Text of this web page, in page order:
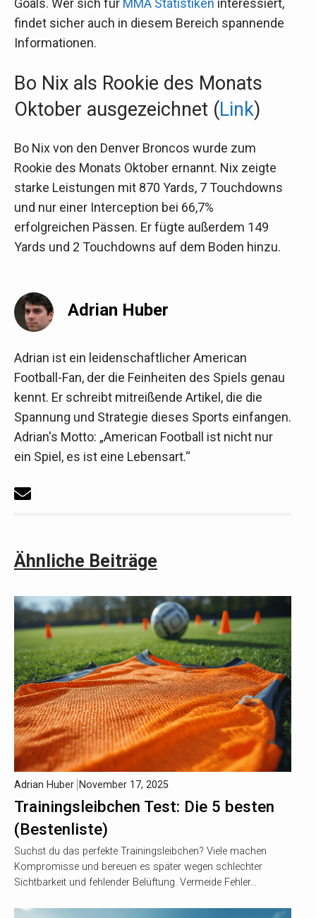
Goals. Wer sich für MMA Statistiken interessiert,
findet sicher auch in diesem Bereich spannende
Informationen.
Bo Nix als Rookie des Monats
Oktober ausgezeichnet (Link)
Bo Nix von den Denver Broncos wurde zum
Rookie des Monats Oktober ernannt. Nix zeigte
starke Leistungen mit 870 Yards, 7 Touchdowns
und nur einer Interception bei 66,7%
erfolgreichen Pässen. Er fügte außerdem 149
Yards und 2 Touchdowns auf dem Boden hinzu.
Adrian Huber
Adrian ist ein leidenschaftlicher American
Football-Fan, der die Feinheiten des Spiels genau
kennt. Er schreibt mitreißende Artikel, die die
Spannung und Strategie dieses Sports einfangen.
Adrian's Motto: „American Football ist nicht nur
ein Spiel, es ist eine Lebensart.“
Ähnliche Beiträge
Trainingsleibchen Test: Die 5 besten
(Bestenliste)
Adrian Huber November 17, 2025
Suchst du das perfekte Trainingsleibchen? Viele machen
Kompromisse und bereuen es später wegen schlechter
Sichtbarkeit und fehlender Belüftung. Vermeide Fehler…